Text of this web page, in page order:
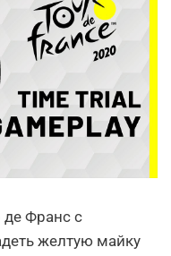
де Франс с
желтую майку